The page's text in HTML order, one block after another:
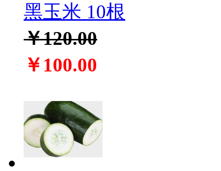
黑玉米 10根
￥120.00
￥100.00